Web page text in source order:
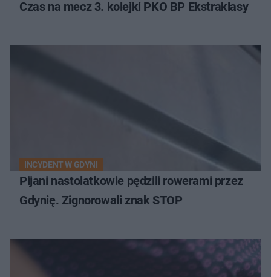
Czas na mecz 3. kolejki PKO BP Ekstraklasy
INCYDENT W GDYNI
Pijani nastolatkowie pędzili rowerami przez
Gdynię. Zignorowali znak STOP